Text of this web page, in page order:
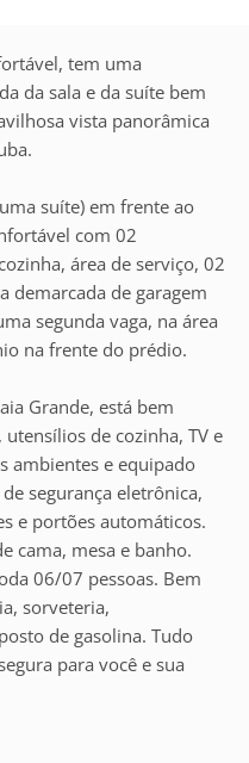
tem uma
da sala e da suíte bem
vista panorâmica
suíte) em frente ao
com 02
área de serviço, 02
demarcada de garagem
segunda vaga, na área
na frente do prédio.
Grande, está bem
de cozinha, TV e
ambientes e equipado
segurança eletrônica,
e portões automáticos.
cama, mesa e banho.
06/07 pessoas. Bem
sorveteria,
de gasolina. Tudo
para você e sua